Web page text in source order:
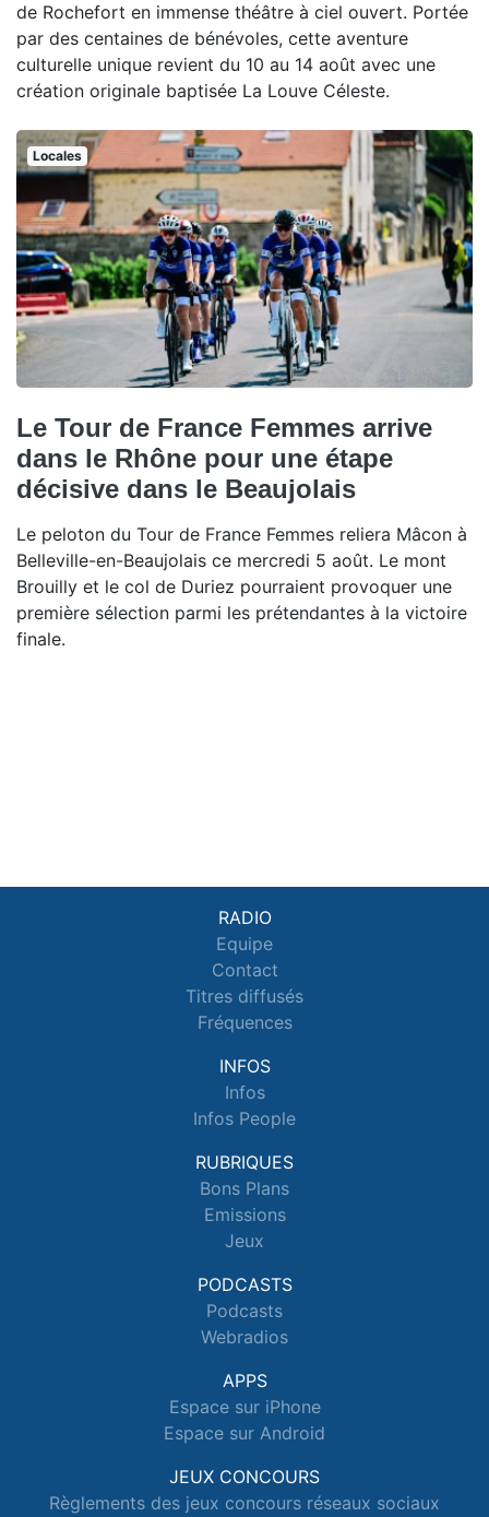
de Rochefort en immense théâtre à ciel ouvert. Portée
par des centaines de bénévoles, cette aventure
culturelle unique revient du 10 au 14 août avec une
création originale baptisée La Louve Céleste.
Locales
Le Tour de France Femmes arrive
dans le Rhône pour une étape
décisive dans le Beaujolais
Le peloton du Tour de France Femmes reliera Mâcon à
Belleville-en-Beaujolais ce mercredi 5 août. Le mont
Brouilly et le col de Duriez pourraient provoquer une
première sélection parmi les prétendantes à la victoire
finale.
RADIO
Equipe
Contact
Titres diffusés
Fréquences
INFOS
Infos
Infos People
RUBRIQUES
Bons Plans
Emissions
Jeux
PODCASTS
Podcasts
Webradios
APPS
Espace sur iPhone
Espace sur Android
JEUX CONCOURS
Règlements des jeux concours réseaux sociaux